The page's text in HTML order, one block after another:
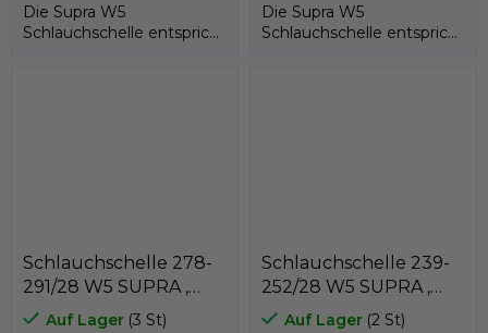
Die Supra W5
Schlauchschelle entspricht
Die Supra W5
Schlauchschelle entspricht
Schlauchschelle 278-
291/28 W5 SUPRA ,
MIKALOR 03013982
Auf Lager (3 St)
Schlauchschelle 239-
252/28 W5 SUPRA ,
MIKALOR 03013964
Auf Lager (2 St)